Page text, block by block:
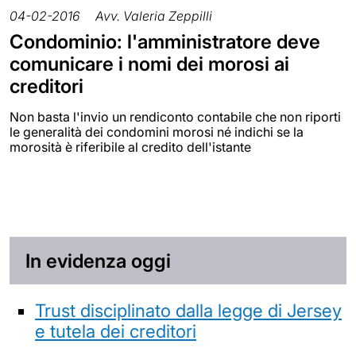
04-02-2016 Avv. Valeria Zeppilli
Condominio: l'amministratore deve
comunicare i nomi dei morosi ai
creditori
Non basta l'invio un rendiconto contabile che non riporti
le generalità dei condomini morosi né indichi se la
morosità è riferibile al credito dell'istante
In evidenza oggi
Trust disciplinato dalla legge di Jersey
e tutela dei creditori